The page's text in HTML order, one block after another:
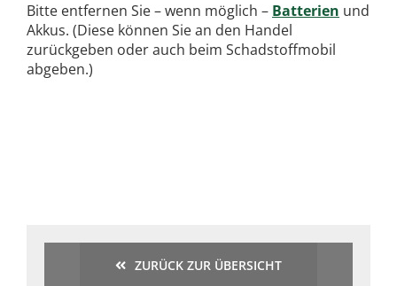
Bitte entfernen Sie – wenn möglich – Batterien und
Akkus. (Diese können Sie an den Handel
zurückgeben oder auch beim Schadstoffmobil
abgeben.)
ZURÜCK ZUR ÜBERSICHT